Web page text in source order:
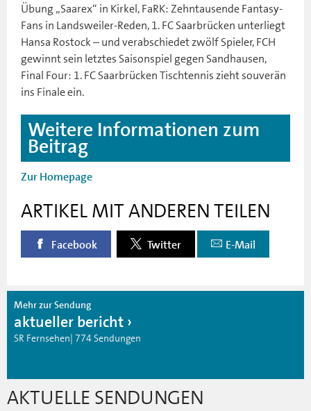
Übung „Saarex“ in Kirkel, FaRK: Zehntausende Fantasy-
Fans in Landsweiler-Reden, 1. FC Saarbrücken unterliegt
Hansa Rostock – und verabschiedet zwölf Spieler, FCH
gewinnt sein letztes Saisonspiel gegen Sandhausen,
Final Four: 1. FC Saarbrücken Tischtennis zieht souverän
ins Finale ein.
Weitere Informationen zum
Beitrag
Zur Homepage
ARTIKEL MIT ANDEREN TEILEN
Facebook Twitter E-Mail
Mehr zur Sendung
aktueller bericht
SR Fernsehen| 774 Sendungen
AKTUELLE SENDUNGEN